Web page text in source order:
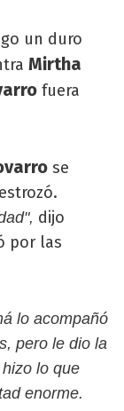
un duro
Mirtha
fuera
se
dijo
por las
lo acompañó
pero le dio la
lo que
enorme.